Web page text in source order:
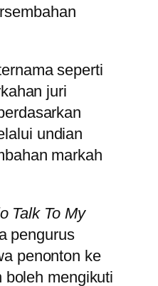
seperti
juri
undian
markah
Talk To My
pengurus
penonton ke
boleh mengikuti